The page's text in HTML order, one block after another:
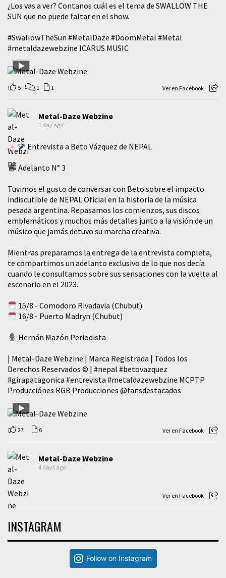
¿Los vas a ver? Contanos cuál es el tema de SWALLOW THE
SUN que no puede faltar en el show.
#SwallowTheSun #MetalDaze #DoomMetal #Metal
#metaldazewebzine ICARUS MUSIC
5 1 1 Ver en Facebook
Metal-Daze Webzine
1 day ago
Entrevista a Beto Vázquez de NEPAL
Adelanto N° 3
Tuvimos el gusto de conversar con Beto sobre el impacto
indiscutible de NEPAL Oficial en la historia de la música
pesada argentina. Repasamos los comienzos, sus discos
emblemáticos y muchos más detalles junto a la visión de un
músico que jamás detuvo su marcha creativa.
Mientras preparamos la entrega de la entrevista completa,
te compartimos un adelanto exclusivo de lo que nos decía
cuando le consultamos sobre sus sensaciones con la vuelta al
escenario en el 2023.
15/8 - Comodoro Rivadavia (Chubut)
16/8 - Puerto Madryn (Chubut)
Hernán Mazón Periodista
| Metal-Daze Webzine | Marca Registrada | Todos los
Derechos Reservados © | #nepal #betovazquez
#girapatagonica #entrevista #metaldazewebzine MCPTP
Producciónes RGB Producciones @fansdestacados
27 6 Ver en Facebook
Metal-Daze Webzine
4 days ago
Ver en Facebook
INSTAGRAM
Follow on Instagram